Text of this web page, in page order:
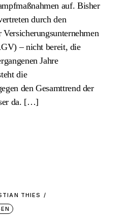
auf. Bisher
durch den
– nicht bereit, die
Jahre
die
den Gesamttrend der
da. […]
THIES